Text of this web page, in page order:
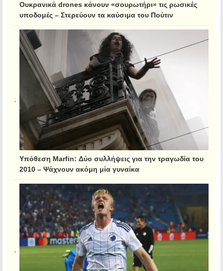
Ουκρανικά drones κάνουν «σουρωτήρι» τις ρωσικές
υποδομές – Στερεύουν τα καύσιμα του Πούτιν
Υπόθεση Marfin: Δύο συλλήψεις για την τραγωδία του
2010 – Ψάχνουν ακόμη μία γυναίκα